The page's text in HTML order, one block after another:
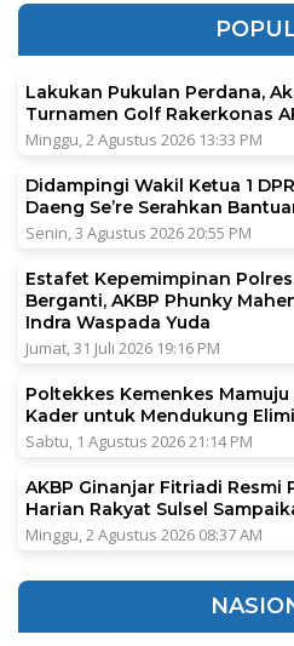
Lakukan Pukulan Perdana,
Turnamen Golf Rakerkonas
Minggu, 2 Agustus 2026 13:33 PM
Didampingi Wakil Ketua 1
Daeng Se’re Serahkan
Senin, 3 Agustus 2026 20:55 PM
Estafet Kepemimpinan
Berganti, AKBP Phunky
Indra Waspada Yuda
Jumat, 31 Juli 2026 19:16 PM
Poltekkes Kemenkes
Kader untuk Mendukung
Sabtu, 1 Agustus 2026 21:14 PM
AKBP Ginanjar Fitriadi Resmi
Harian Rakyat Sulsel
Minggu, 2 Agustus 2026 08:37 AM